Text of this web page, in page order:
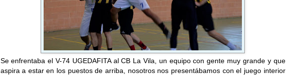
Se enfrentaba el V-74 UGEDAFITA al CB La Vila, un equipo con gente muy grande y que
aspira a estar en los puestos de arriba, nosotros nos presentábamos con el juego interior